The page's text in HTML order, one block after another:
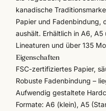
kanadische
Papier und Fadenbindung,
aushält. Erhältlich in A6,
Lineaturen und über 135
Eigenschaften
FSC-zertifiziertes Papier,
Robuste Fadenbindung –
Aufwendig gestaltete
Formate: A6 (klein), A5